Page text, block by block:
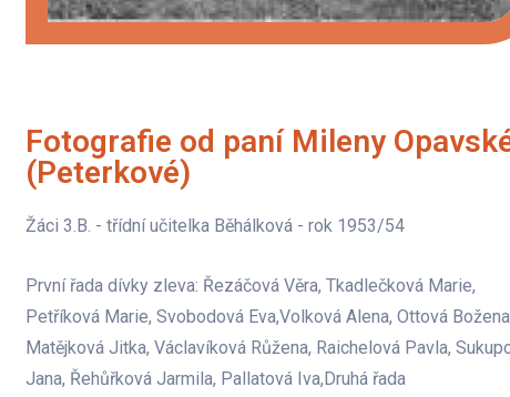
Fotografie od paní Mileny
(Peterkové)
Žáci 3.B. - třídní učitelka Běhálková - rok 1953/54
První řada dívky zleva: Řezáčová Věra, Tkadlečková Marie,
Petříková Marie, Svobodová Eva,Volková Alena, Ottová
Matějková Jitka, Václavíková Růžena, Raichelová Pavla,
Jana, Řehůřková Jarmila, Pallatová Iva,Druhá řada